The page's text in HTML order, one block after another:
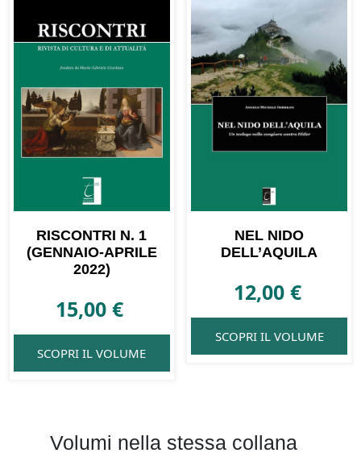
RISCONTRI N. 1
(GENNAIO-APRILE
2022)
15,00€
SCOPRI IL VOLUME
NEL NIDO
DELL’AQUILA
12,00 €
SCOPRI IL VOLUME
Volumi nella stessa collana